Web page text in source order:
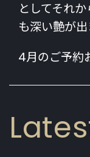
としてそれ
も深い艶が出
4月のご予約